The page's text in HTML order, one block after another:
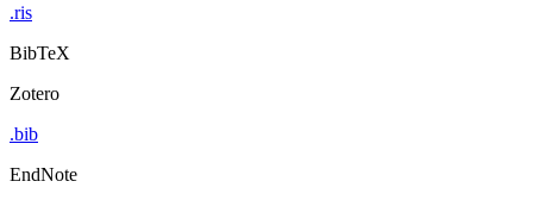
.ris
BibTeX
Zotero
.bib
EndNote